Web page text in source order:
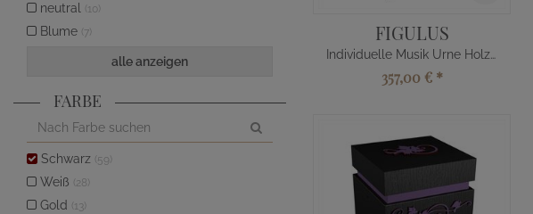
FIGULUS
Individuelle Musik Urne Holz handgemacht
357,00 € *
neutral (10)
Blume (7)
alle anzeigen
FARBE
Schwarz (59)
Weiß (28)
Gold (13)